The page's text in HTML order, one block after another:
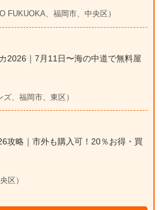
FUKUOKA、福岡市、中央区）
2026｜7月11日〜海の中道で無料屋
、福岡市、東区）
攻略｜市外も購入可！20％お得・買
区）